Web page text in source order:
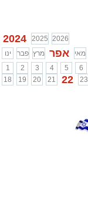
2024 2025 2026
ינו
פבר מרץ אפר מאי
1
2 3 4 5 6
18
19 20 21 22 23